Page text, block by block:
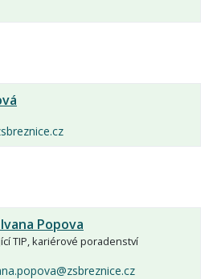
Ivana Popova
TIP, kariérové poradenství